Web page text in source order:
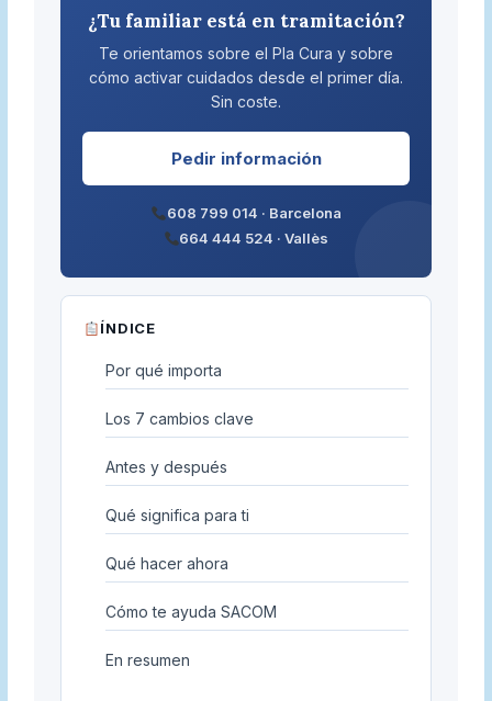
¿Tu familiar está en tramitación?
Te orientamos sobre el Pla Cura y sobre
cómo activar cuidados desde el primer día.
Sin coste.
Pedir información
608 799 014 · Barcelona
664 444 524 · Vallès
ÍNDICE
Por qué importa
Los 7 cambios clave
Antes y después
Qué significa para ti
Qué hacer ahora
Cómo te ayuda SACOM
En resumen